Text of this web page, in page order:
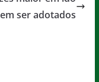
ser adotados